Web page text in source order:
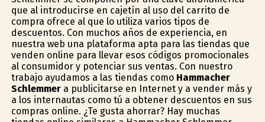
que al introducirse en cajetín al uso del carrito de
compra ofrece al que lo utiliza varios tipos de
descuentos. Con muchos años de experiencia, en
nuestra web una plataforma apta para las tiendas que
venden online para llevar esos códigos promocionales
al consumidor y potenciar sus ventas. Con nuestro
trabajo ayudamos a las tiendas como Hammacher
Schlemmera publicitarse en Internet y a vender más y
a los internautas como tú a obtener descuentos en sus
compras online. ¿Te gusta ahorrar? Hay muchas